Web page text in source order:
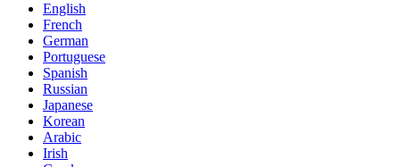
English
French
German
Portuguese
Spanish
Russian
Japanese
Korean
Arabic
Irish